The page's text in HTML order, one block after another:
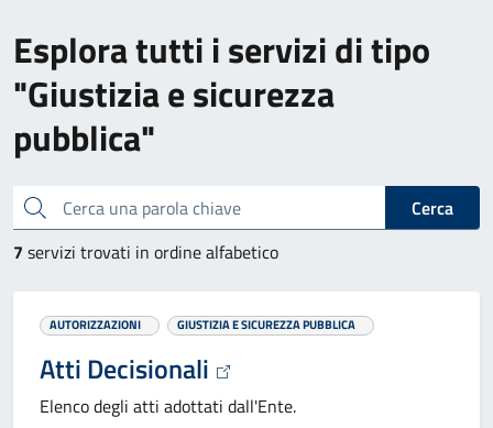
Esplora tutti i servizi di tipo
"Giustizia e sicurezza
pubblica"
Cerca una parola chiave
Cerca
7 servizi trovati in ordine alfabetico
AUTORIZZAZIONI GIUSTIZIA E SICUREZZA PUBBLICA
Atti Decisionali
Elenco degli atti adottati dall'Ente.